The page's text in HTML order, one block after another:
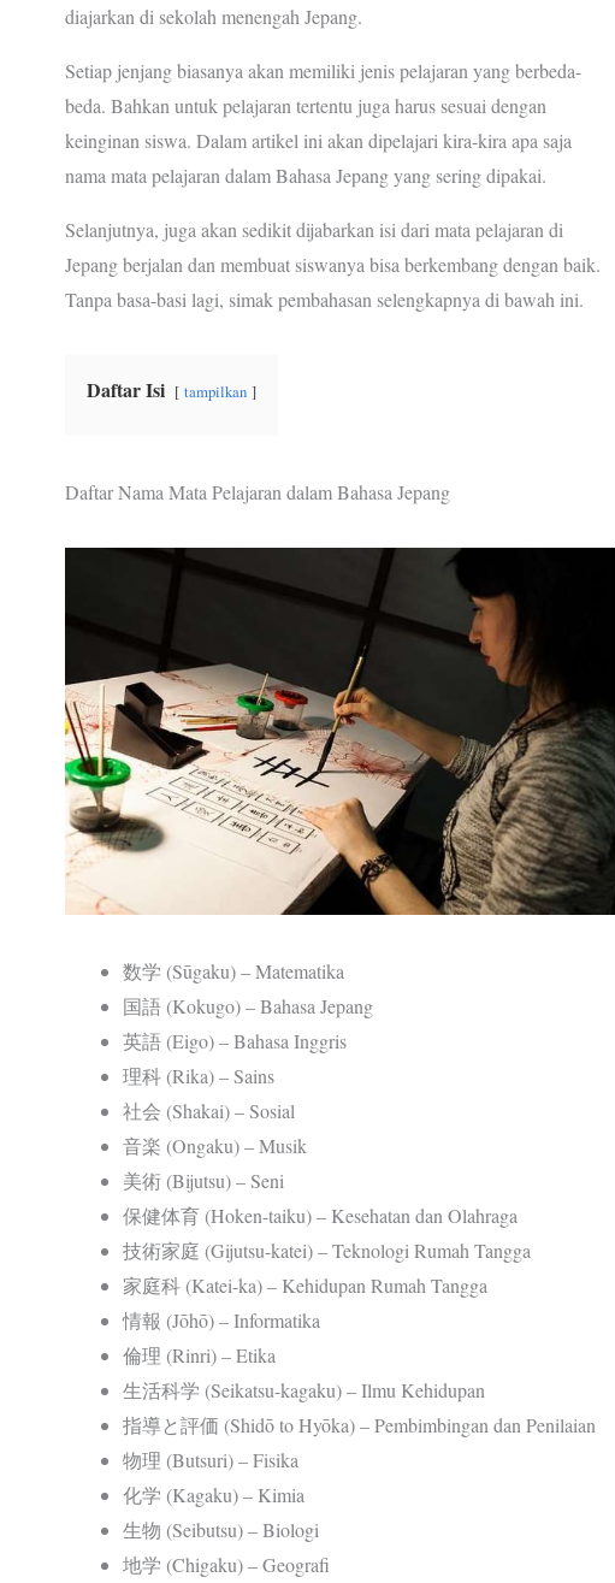
o
r
p
e
t
a
diajarkan di sekolah menengah Jepang.
Setiap jenjang biasanya akan memiliki jenis pelajaran yang berbeda-
beda. Bahkan untuk pelajaran tertentu juga harus sesuai dengan
keinginan siswa. Dalam artikel ini akan dipelajari kira-kira apa saja
nama mata pelajaran dalam Bahasa Jepang yang sering dipakai.
Selanjutnya, juga akan sedikit dijabarkan isi dari mata pelajaran di
Jepang berjalan dan membuat siswanya bisa berkembang dengan baik.
Tanpa basa-basi lagi, simak pembahasan selengkapnya di bawah ini.
Daftar Isi tampilkan
Daftar Nama Mata Pelajaran dalam Bahasa Jepang
数学 (Sūgaku) – Matematika
国語 (Kokugo) – Bahasa Jepang
英語 (Eigo) – Bahasa Inggris
理科 (Rika) – Sains
社会 (Shakai) – Sosial
音楽 (Ongaku) – Musik
美術 (Bijutsu) – Seni
保健体育 (Hoken-taiku) – Kesehatan dan Olahraga
技術家庭 (Gijutsu-katei) – Teknologi Rumah Tangga
家庭科 (Katei-ka) – Kehidupan Rumah Tangga
情報 (Jōhō) – Informatika
倫理 (Rinri) – Etika
生活科学 (Seikatsu-kagaku) – Ilmu Kehidupan
指導と評価 (Shidō to Hyōka) – Pembimbingan dan Penilaian
物理 (Butsuri) – Fisika
化学 (Kagaku) – Kimia
生物 (Seibutsu) – Biologi
地学 (Chigaku) – Geografi